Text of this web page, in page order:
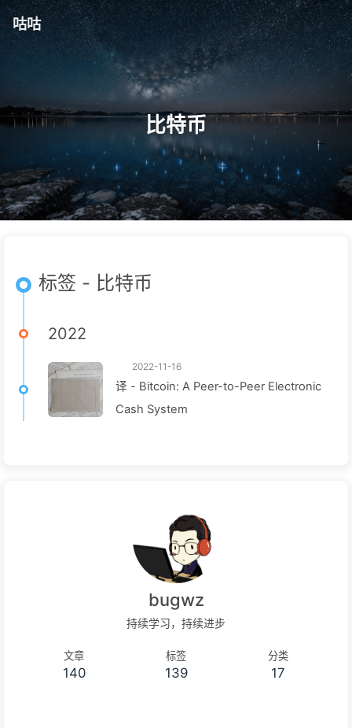
咕咕
比特币
标签 - 比特币
2022
2022-11-16
译 - Bitcoin: A Peer-to-Peer Electronic
Cash System
bugwz
持续学习，持续进步
文章
140
标签
139
分类
17